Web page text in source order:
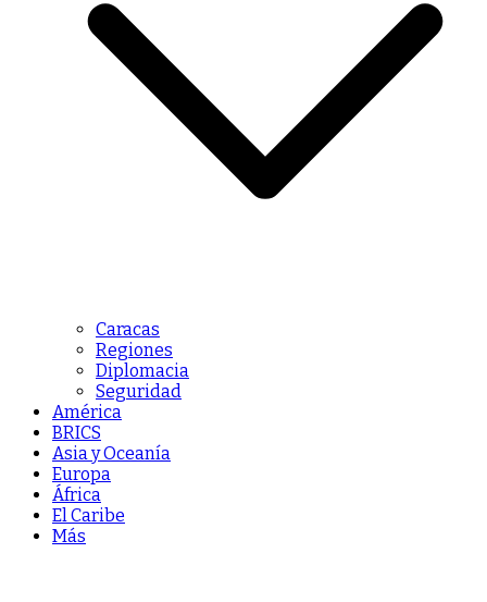
Caracas
Regiones
Diplomacia
Seguridad
América
BRICS
Asia y Oceanía
Europa
África
El Caribe
Más